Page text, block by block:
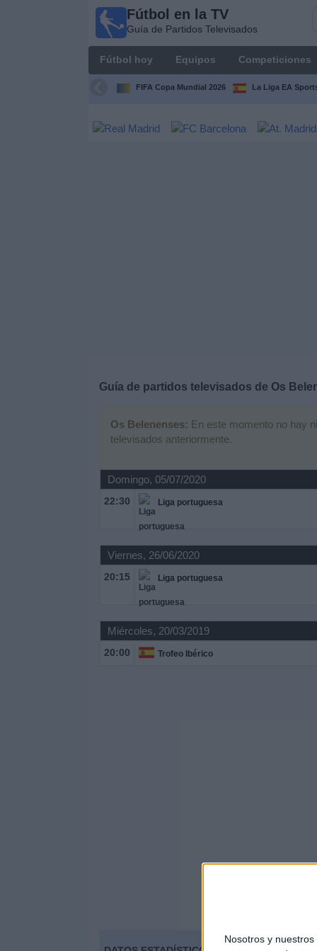
Nosotros y nuestros
Fútbol en la TV
Guía de Partidos Televisados
Fútbol hoy Equipos Competiciones
FIFA Copa Mundial 2026 La Liga EA
Guía de partidos televisados de Os
Os Belenenses: En este momento no hay
televisados anteriormente.
Domingo, 05/07/2020
22:30 Liga portuguesa
Viernes, 26/06/2020
20:15 Liga portuguesa
Miércoles, 20/03/2019
20:00 Trofeo Ibérico